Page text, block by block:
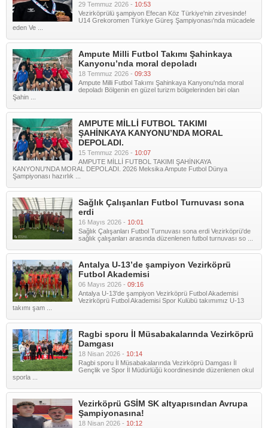
29 Temmuz 2026 - 10:53
Vezirköprülü şampiyon Efecan Köz Türkiye'nin zirvesinde!
U14 Grekoromen Türkiye Güreş Şampiyonası'nda mücadele
eden Ve ...
Ampute Milli Futbol Takımı Şahinkaya
Kanyonu’nda moral depoladı
18 Temmuz 2026 - 09:33
Ampute Milli Futbol Takımı Şahinkaya Kanyonu'nda moral
depoladı Bölgenin en güzel turizm bölgelerinden biri olan
Şahin ...
AMPUTE MİLLİ FUTBOL TAKIMI
ŞAHİNKAYA KANYONU’NDA MORAL
DEPOLADI.
15 Temmuz 2026 - 10:07
AMPUTE MİLLİ FUTBOL TAKIMI ŞAHİNKAYA
KANYONU'NDA MORAL DEPOLADI. 2026 Meksika Ampute Futbol Dünya
Şampiyonası hazırlık ...
Sağlık Çalışanları Futbol Turnuvası sona
erdi
16 Mayıs 2026 - 10:01
Sağlık Çalışanları Futbol Turnuvası sona erdi Vezirköprü'de
sağlık çalışanları arasında düzenlenen futbol turnuvası so ...
Antalya U-13’de şampiyon Vezirköprü
Futbol Akademisi
06 Mayıs 2026 - 09:16
Antalya U-13'de şampiyon Vezirköprü Futbol Akademisi
Vezirköprü Futbol Akademisi Spor Kulübü takımımız U-13
takımı şam ...
Ragbi sporu İl Müsabakalarında Vezirköprü
Damgası
18 Nisan 2026 - 10:14
Ragbi sporu İl Müsabakalarında Vezirköprü Damgası İl
Gençlik ve Spor İl Müdürlüğü koordinesinde düzenlenen okul
sporla ...
Vezirköprü GSİM SK altyapısından Avrupa
Şampiyonasına!
18 Nisan 2026 - 10:12